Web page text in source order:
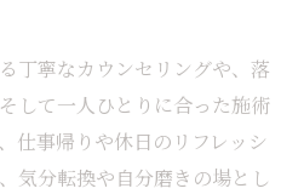
整える最旬メンズヘアの
アを望むならこの場所で
丁寧なカウンセリングや、落
して一人ひとりに合った施術
仕事帰りや休日のリフレッシ
気分転換や自分磨きの場とし